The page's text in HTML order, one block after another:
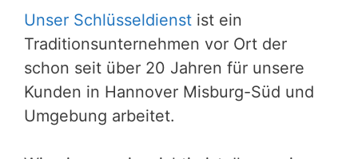
Unser Schlüsseldienst ist ein
Traditionsunternehmen vor Ort der
schon seit über 20 Jahren für unsere
Kunden in Hannover Misburg-Süd und
Umgebung arbeitet.